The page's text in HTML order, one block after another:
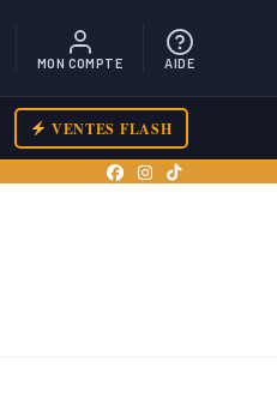
MON COMPTE AIDE
VENTES FLASH